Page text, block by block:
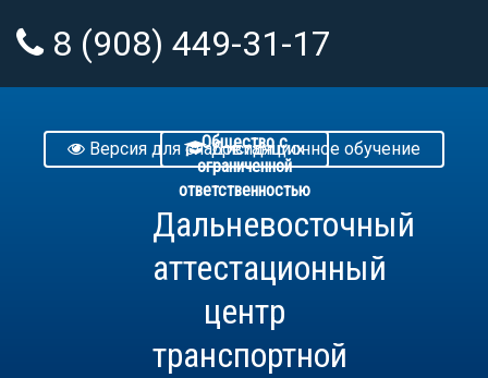
8 (908) 449-31-17
info@datctb.ru
Общество с
ограниченной
ответственностью
Дальневосточный
аттестационный
центр
транспортной
Дистанционное обучение
Версия для слабовидящих